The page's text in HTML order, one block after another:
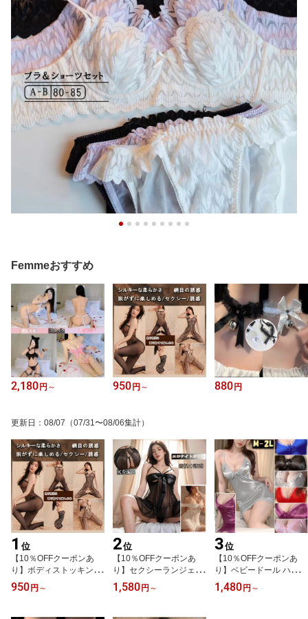
Femmeおすすめ
2,180 円 ～ 950 円 ～ 880 円
更新日 ： 08/07 （07/31〜08/06集計）
1 位
【10％OFFクーポンあ
り】ボディストッキング
穴あき 全身タイツ 網タ
イツ 大きいサイズ超過激
割れ ストッキング オー
950 円 ～
2位
【10％OFFクーポンあ
り】セクシーランジェリ
ー 大きいサイズ 過激 ベ
ビードール セクシー下着
ベビードールランジェリ
1,580 円 ～
3位
【10％OFFクーポンあ
り】ベビードール ハーフ
スリップ パジャマ ネグ
リジェ ナイトウェア セ
1,480 円 ～